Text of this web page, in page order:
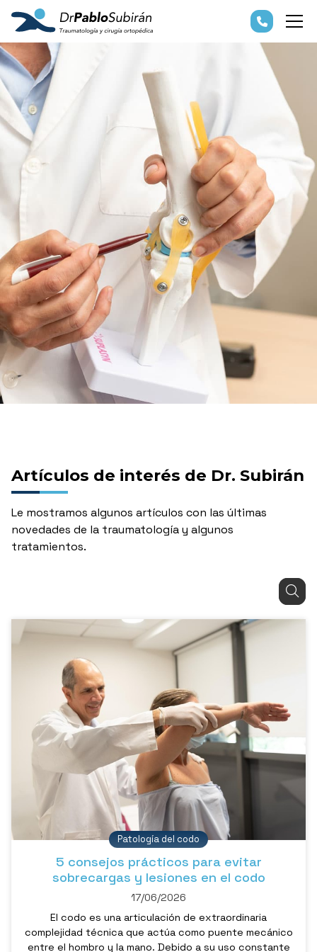
Artículos de interés de Dr. Subirán
Le mostramos algunos artículos con las últimas
novedades de la traumatología y algunos
tratamientos.
5 consejos prácticos para evitar
sobrecargas y lesiones en el codo
17/06/2026
Patología del codo
El codo es una articulación de extraordinaria
complejidad técnica que actúa como puente mecánico
entre el hombro y la mano. Debido a su uso constante